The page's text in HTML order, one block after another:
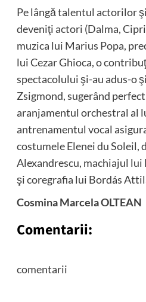
Pe lângă talentul actorilor
deveniţi actori (Dalma,
muzica lui Marius Popa,
lui Cezar Ghioca, o
spectacolului şi-au adus-o
Zsigmond, sugerând
aranjamentul orchestral al
antrenamentul vocal
costumele Elenei du Soleil,
Alexandrescu, machiajul lui
şi coregrafia lui Bordás
Cosmina Marcela OLTEAN
Comentarii:
comentarii